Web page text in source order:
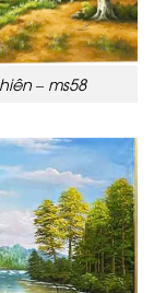
– ms58